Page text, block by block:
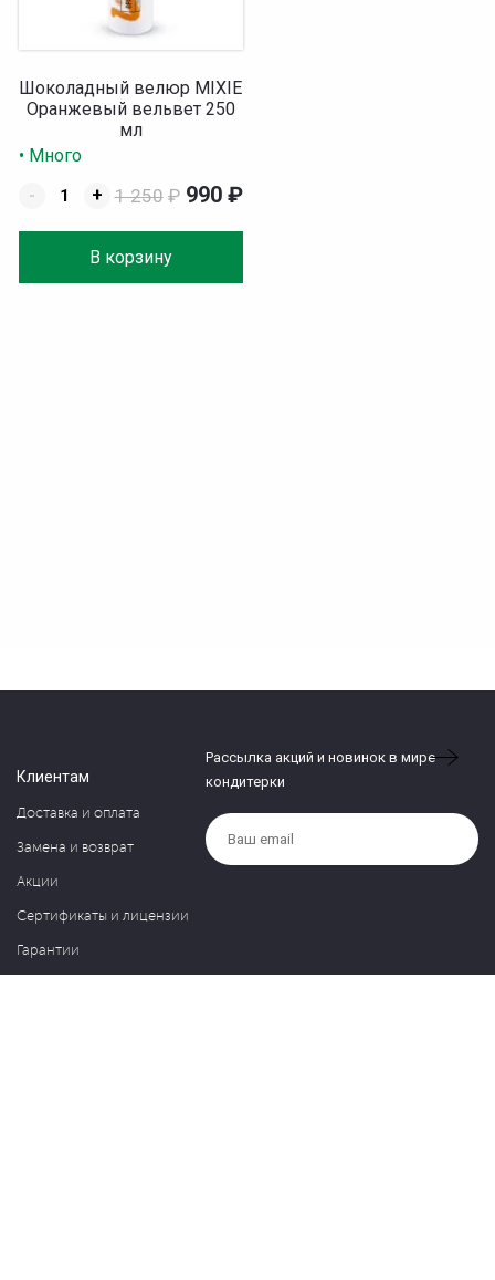
Шоколадный велюр MIXIE
Оранжевый вельвет 250
мл
• Много
-
+
В корзину
1 250 ₽ 990 ₽
Клиентам
Доставка и оплата
Замена и возврат
Акции
Сертификаты и лицензии
Гарантии
Рассылка акций и новинок в мире
кондитерки